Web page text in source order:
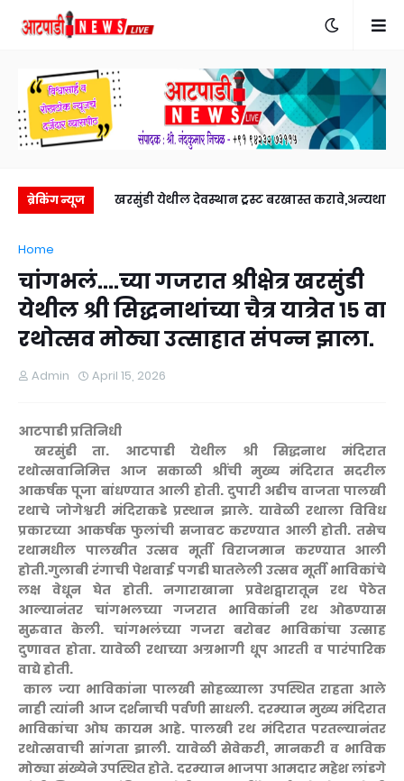
ब्रेकिंग न्यूज
खरसुंडी येथील देवस्थान ट्रस्ट बरखास्त करावे,अन्यथा
पशुपती मठाचे
जून रोजी.
Home
चांगभलं....च्या गजरात श्रीक्षेत्र खरसुंडी
येथील श्री सिद्धनाथांच्या चैत्र यात्रेत १५ वा
रथोत्सव मोठ्या उत्साहात संपन्न झाला.
Admin April 15, 2026
आटपाडी प्रतिनिधी
खरसुंडी ता. आटपाडी येथील श्री सिद्धनाथ मंदिरात
रथोत्सवानिमित्त आज सकाळी श्रींची मुख्य मंदिरात सदरील
आकर्षक पूजा बांधण्यात आली होती. दुपारी अडीच वाजता पालखी
रथाचे जोगेश्वरी मंदिराकडे प्रस्थान झाले. यावेळी रथाला विविध
प्रकारच्या आकर्षक फुलांची सजावट करण्यात आली होती. तसेच
रथामधील पालखीत उत्सव मूर्ती विराजमान करण्यात आली
होती.गुलाबी रंगाची पेशवाई पगडी घातलेली उत्सव मूर्ती भाविकांचे
लक्ष वेधून घेत होती. नगाराखाना प्रवेशद्वारातून रथ पेठेत
आल्यानंतर चांगभलच्या गजरात भाविकांनी रथ ओढण्यास
सुरुवात केली. चांगभलंच्या गजरा बरोबर भाविकांचा उत्साह
दुणावत होता. यावेळी रथाच्या अग्रभागी धूप आरती व पारंपारिक
वाद्ये होती.
काल ज्या भाविकांना पालखी सोहळ्याला उपस्थित राहता आले
नाही त्यांनी आज दर्शनाची पर्वणी साधली. दरम्यान मुख्य मंदिरात
भाविकांचा ओघ कायम आहे. पालखी रथ मंदिरात परतल्यानंतर
रथोत्सवाची सांगता झाली. यावेळी सेवेकरी, मानकरी व भाविक
मोठ्या संख्येने उपस्थित होते. दरम्यान भाजपा आमदार महेश लांडगे